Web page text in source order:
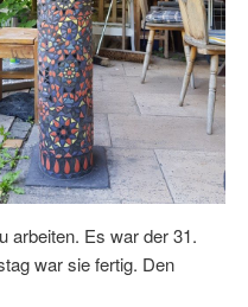
arbeiten. Es war der 31.
war sie fertig. Den